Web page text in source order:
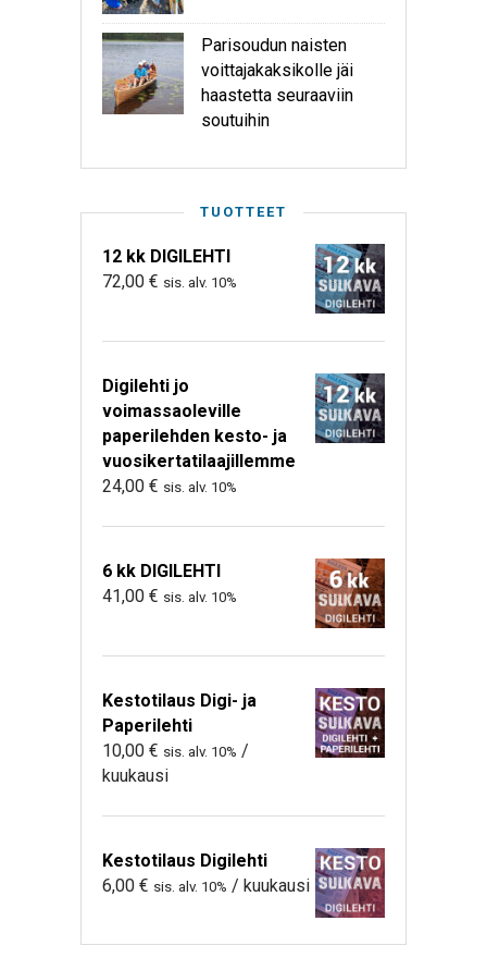
Parisoudun naisten
voittajakaksikolle jäi
haastetta seuraaviin
soutuihin
TUOTTEET
12 kk DIGILEHTI
72,00 € sis. alv. 10%
Digilehti jo
voimassaoleville
paperilehden kesto- ja
vuosikertatilaajillemme
24,00 € sis. alv. 10%
6 kk DIGILEHTI
41,00 € sis. alv. 10%
Kestotilaus Digi- ja
Paperilehti
10,00 € sis. alv. 10% /
kuukausi
Kestotilaus Digilehti
6,00 € sis. alv. 10% / kuukausi